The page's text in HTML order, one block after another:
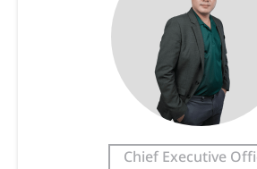
Chief Executive